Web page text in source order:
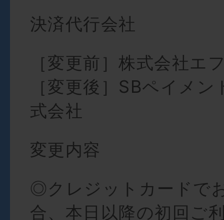
決済代行会社
［変更前］株式会社エ
［変更後］SBペイメ
式会社
変更内容
◎クレジットカードで
合、本日以降の初回ご